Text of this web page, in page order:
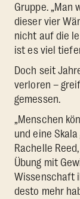
Gruppe. „Man
dieser vier
nicht auf die
ist es viel
Doch seit
verloren –
gemessen.
„Menschen
und eine
Rachelle
Übung mit
Wissenschaft
desto mehr